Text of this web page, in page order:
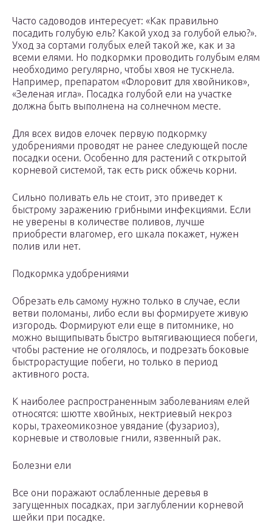
Часто садоводов интересует: «Как правильно
посадить голубую ель? Какой уход за голубой елью?».
Уход за сортами голубых елей такой же, как и за
всеми елями. Но подкормки проводить голубым елям
необходимо регулярно, чтобы хвоя не тускнела.
Например, препаратом «Флоровит для хвойников»,
«Зеленая игла». Посадка голубой ели на участке
должна быть выполнена на солнечном месте.
Для всех видов елочек первую подкормку
удобрениями проводят не ранее следующей после
посадки осени. Особенно для растений с открытой
корневой системой, так есть риск обжечь корни.
Сильно поливать ель не стоит, это приведет к
быстрому заражению грибными инфекциями. Если
не уверены в количестве поливов, лучше
приобрести влагомер, его шкала покажет, нужен
полив или нет.
Подкормка удобрениями
Обрезать ель самому нужно только в случае, если
ветви поломаны, либо если вы формируете живую
изгородь. Формируют ели еще в питомнике, но
можно выщипывать быстро вытягивающиеся побеги,
чтобы растение не оголялось, и подрезать боковые
быстрорастущие побеги, но только в период
активного роста.
К наиболее распространенным заболеваниям елей
относятся: шютте хвойных, нектриевый некроз
коры, трахеомикозное увядание (фузариоз),
корневые и стволовые гнили, язвенный рак.
Болезни ели
Все они поражают ослабленные деревья в
загущенных посадках, при заглублении корневой
шейки при посадке.